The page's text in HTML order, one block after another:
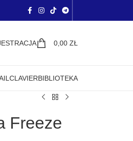
0,00 ZŁ
CLAVIERBIBLIOTEKA
Freeze